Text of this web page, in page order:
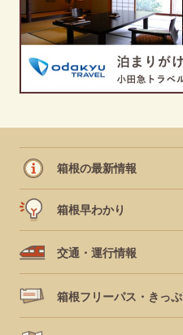
箱根の最新情報
箱根早わかり
交通・運行情報
箱根フリーパス・きっぷ